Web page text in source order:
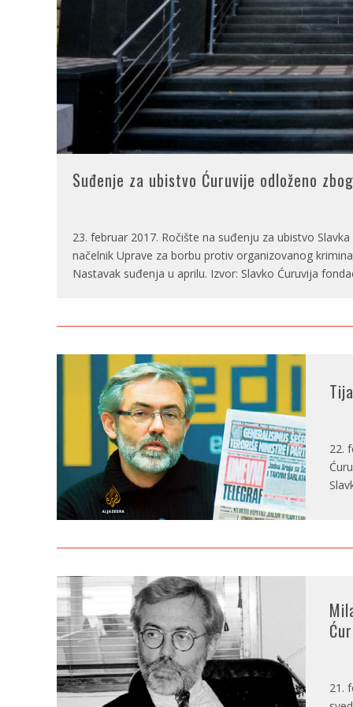
Suđenje za ubistvo Ćuruvije odloženo
23. februar 2017. Ročište na suđenju za ubistvo
načelnik Uprave za borbu protiv organizovanog
Nastavak suđenja u aprilu. Izvor: Slavko Ćuruvija
22.
21.